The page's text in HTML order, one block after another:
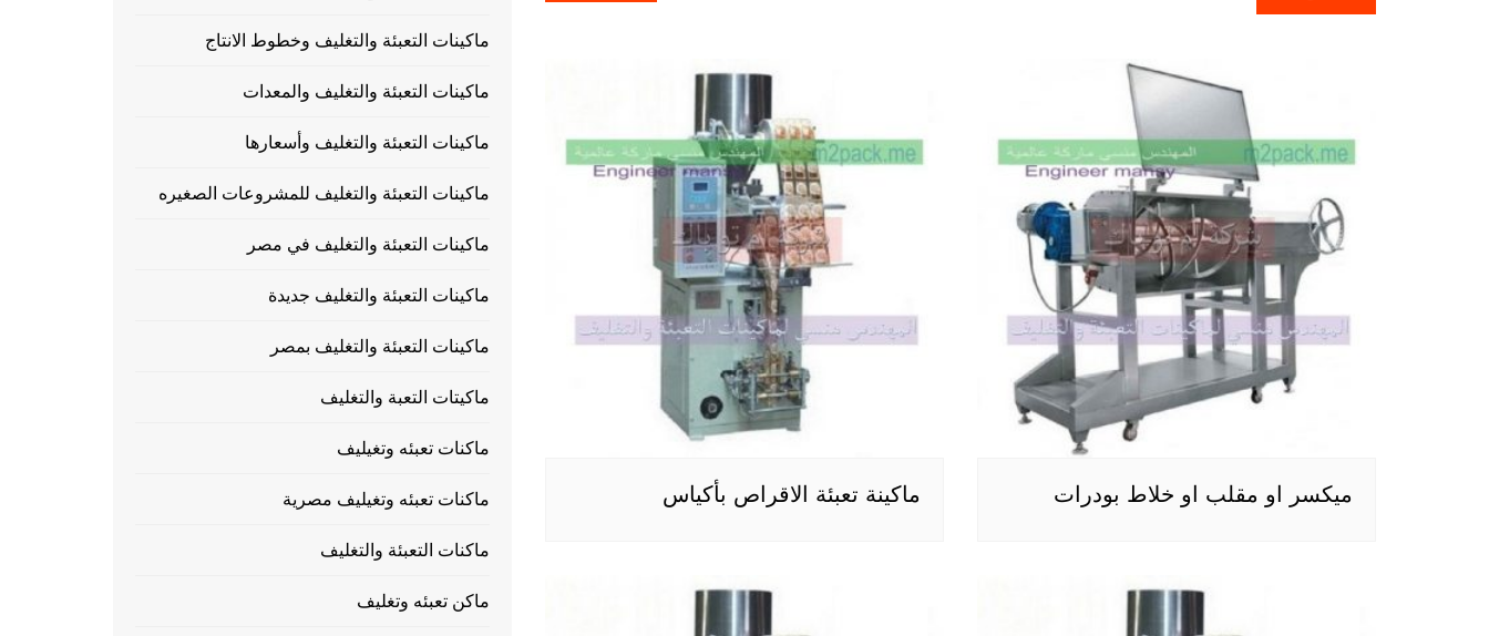
ميكسر او مقلب او خلاط بودرات ماكينة تعبئة الاقراص بأكياس
ماكينات التعبئة والتغليف وخطوط الانتاج
ماكينات التعبئة والتغليف والمعدات
ماكينات التعبئة والتغليف وأسعارها
ماكينات التعبئة والتغليف للمشروعات الصغيره
ماكينات التعبئة والتغليف في مصر
ماكينات التعبئة والتغليف جديدة
ماكينات التعبئة والتغليف بمصر
ماكيتات التعبة والتغليف
ماكنات تعبئه وتغيليف
ماكنات تعبئه وتغيليف مصرية
ماكنات التعبئة والتغليف
ماكن تعبئه وتغليف